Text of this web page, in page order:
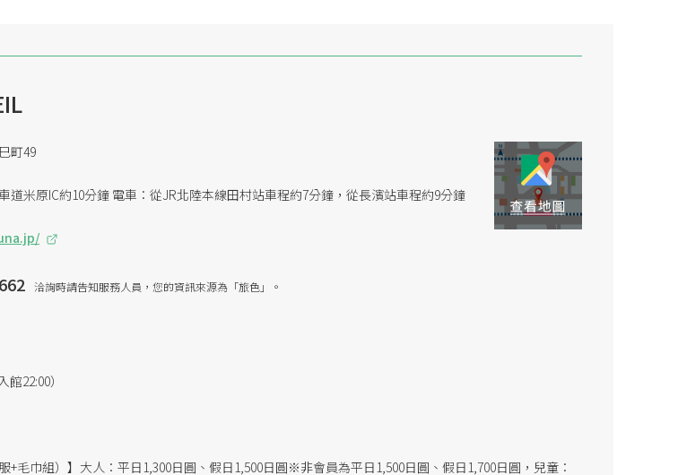
町49
道米原IC約10分鐘 電車：從JR北陸本線田村站車程約7分鐘，從長濱站車程約9分鐘
洽詢時請告知服務人員，您的資訊來源為「旅色」。
22:00）
+毛巾組）】大人：平日1,300日圓、假日1,500日圓※非會員為平日1,500日圓、假日1,700日圓，兒童：